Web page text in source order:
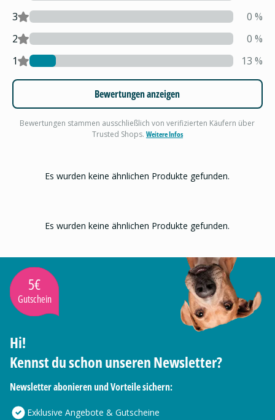
3
0 %
2
0 %
1
13 %
Bewertungen anzeigen
Bewertungen stammen ausschließlich von verifizierten Käufern über
Trusted Shops. Weitere Infos
Es wurden keine ähnlichen Produkte gefunden.
Es wurden keine ähnlichen Produkte gefunden.
5€
Gutschein
Hi!
Kennst du schon unseren Newsletter?
Newsletter abonieren und Vorteile sichern:
Exklusive Angebote & Gutscheine